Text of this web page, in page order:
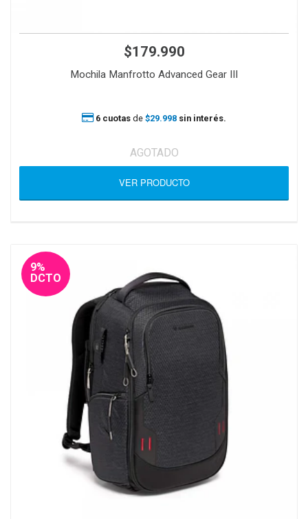
$179.990
Mochila Manfrotto Advanced Gear III
6 cuotas de $29.998 sin interés.
AGOTADO
VER PRODUCTO
9%
DCTO